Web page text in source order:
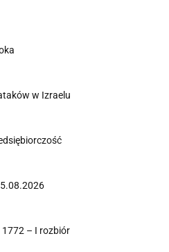
w Izraelu
– I rozbiór